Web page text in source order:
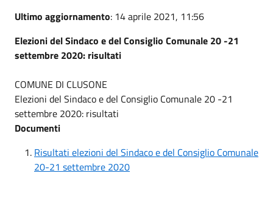
Ultimo aggiornamento: 14 aprile 2021, 11:56
Elezioni del Sindaco e del Consiglio Comunale 20 -21
settembre 2020: risultati
COMUNE DI CLUSONE
Elezioni del Sindaco e del Consiglio Comunale 20 -21
settembre 2020: risultati
Documenti
Risultati elezioni del Sindaco e del Consiglio Comunale
20-21 settembre 2020